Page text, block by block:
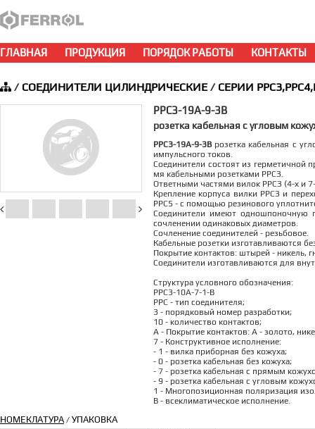
ГЛАВНАЯ ПРОДУКЦИЯ ПОРЯДОК РАБОТЫ КОНТАКТЫ
/ СОЕДИНИТЕЛИ ЦИЛИНДРИЧЕСКИЕ/ СЕРИИ
РРС3-19А-9-3В
розетка кабельная с угловым
РРС3-19А-9-3Врозетка кабельная с
импульсного токов.
Соединители состоят из герметичной
мя кабельными розетками РРСЗ.
Ответными частями вилок РРСЗ (4-х и
Крепление корпуса вилки РРСЗ и
РРС5 - с помощью резинового
Соединители имеют одношпоночную
сочленении одинаковых диаметров.
Сочленение соединителей - резьбовое.
Кабельные розетки изготавливаются
Покрытие контактов: штырей - никель,
Соединители изготавливаются для
Структура условного обозначения:
РРС3-10А-7-1-В
РРС - тип соединителя;
3 - порядковый номер разработки;
10 - количество контактов;
А - Покрытие контактов: А - золото,
7 - Конструктивное исполнение:
- 1 - вилка приборная без кожуха;
- 0 - розетка кабельная без кожуха;
- 7 - розетка кабельная с прямым
- 9 - розетка кабельная с угловым
1 - Многопозиционная поляризация
В - всеклиматическое исполнение.
НОМЕКЛАТУРА/ УПАКОВКА